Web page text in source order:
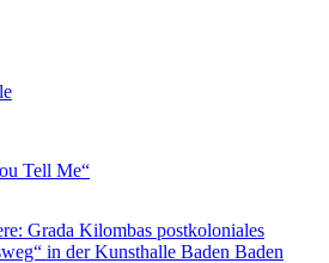
Tell Me“
Grada Kilombas postkoloniales
in der Kunsthalle Baden Baden